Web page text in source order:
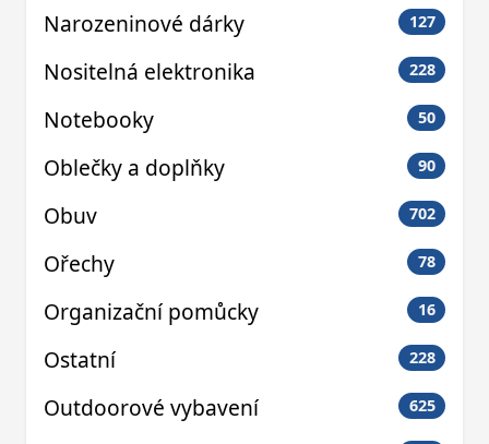
Narozeninové dárky 127
Nositelná elektronika 228
Notebooky 50
Oblečky a doplňky 90
Obuv 702
Ořechy 78
Organizační pomůcky 16
Ostatní 228
Outdoorové vybavení 625